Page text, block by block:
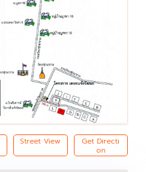
Street View
Get Directi
on